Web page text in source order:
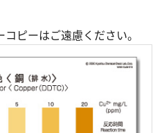
ピーはご遠慮ください。